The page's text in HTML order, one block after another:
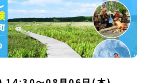
に関する各規約」への同意が必須となりま
・抽選による参加者決定についてお申込みい
選の上、締め切り日から1週間を目途に、お申
いたメールアドレス宛に「当選／落選メー
す。当選者は、メールに記載された「当選確
に回答いただき、確認フォームの提出をも
合は、当選を取り消しとさせていただきま
た場合は、繰り上げ当選者へご連絡させて
代金に含まれる費用のうち、以下の内容が
泊費（2泊分）・プログラム内のアクティビテ
食事代*以下の費用は参加者のご負担となりま
復交通費・お土産代や自由時間の個人飲食費
集人数】最大10名（お申し込み多数の場合は
決定】お申し込み多数の場合は、締め切り
りました！5月7日(木)12：00 から 6月4日
験（PM）「学校のことを深く知る・もの
」 -各学科を実際に体験する -ものづくり
づくりを創って灯りをともす「みんなで
り会」＜3日目＞（AM）「3日間の振り返り
り返り対話（PM） 13:00頃 解散（出水駅）
によってプログラムを変更する場合がござ
※参加が確定した方には7月7日(火) 18:30-
前オンライン会」をご案内する予定です。必
験が好き！興味がある！」「その地域にしか
てみたい！」「地元以外の暮らしや文化が気
てみたい！」そんな中学生のみなさんにおす
留学体験」は、日本全国約200の高校と連携し
て学校生活を送ることができる「地域みらい
るプログラムです。はじめてでも安心！現地
りとサポートいたします。今回のフィールド
ちまんたいし）」岩手県八幡平市（はちま
り、秋田県との県境にある自然豊かな町で